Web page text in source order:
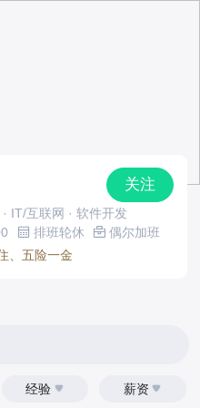
关注
IT/互联网 · 软件开发
排班轮休
偶尔加班
、五险一金
经验 薪资